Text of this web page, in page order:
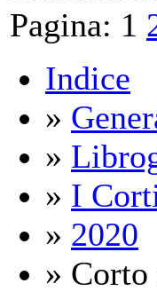
Pagina: 1
Indice
»
»
» I
» 2020
» Corto